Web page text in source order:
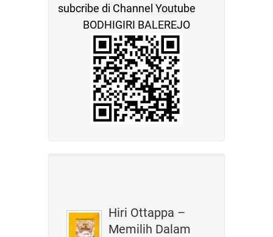
subcribe di Channel Youtube
BODHIGIRI BALEREJO
Hiri Ottappa –
Memilih Dalam